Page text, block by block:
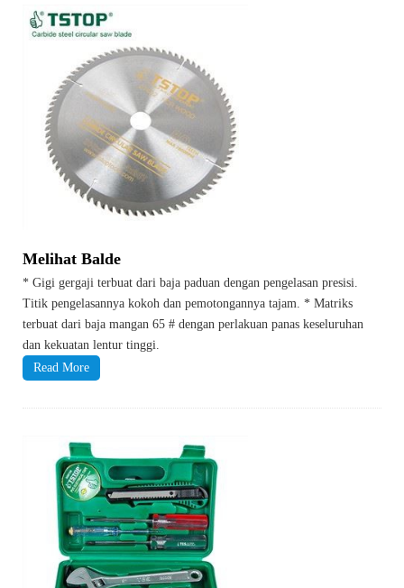
Melihat Balde
* Gigi gergaji terbuat dari baja paduan dengan pengelasan presisi.
Titik pengelasannya kokoh dan pemotongannya tajam. * Matriks
terbuat dari baja mangan 65 # dengan perlakuan panas keseluruhan
dan kekuatan lentur tinggi.
Read More